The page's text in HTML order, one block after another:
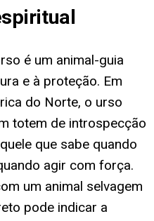
é um animal-guia
e à proteção. Em
do Norte, o urso
totem de introspecção
que sabe quando
agir com força.
um animal selvagem
pode indicar a